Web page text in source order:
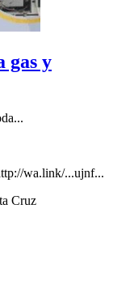
gas y
wa.link/...ujnf...
Cruz